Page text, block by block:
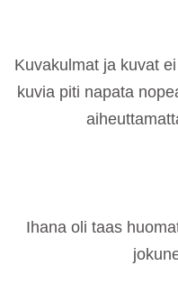
Kuvakulmat ja kuvat
kuvia piti napata
Ihana oli taas